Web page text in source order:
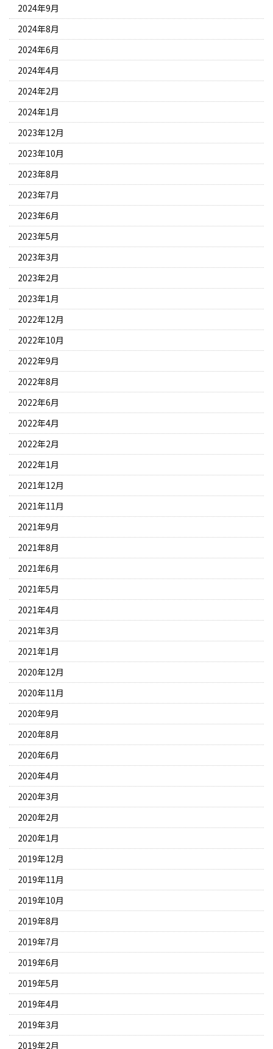
2024年9月
2024年8月
2024年6月
2024年4月
2024年2月
2024年1月
2023年12月
2023年10月
2023年8月
2023年7月
2023年6月
2023年5月
2023年3月
2023年2月
2023年1月
2022年12月
2022年10月
2022年9月
2022年8月
2022年6月
2022年4月
2022年2月
2022年1月
2021年12月
2021年11月
2021年9月
2021年8月
2021年6月
2021年5月
2021年4月
2021年3月
2021年1月
2020年12月
2020年11月
2020年9月
2020年8月
2020年6月
2020年4月
2020年3月
2020年2月
2020年1月
2019年12月
2019年11月
2019年10月
2019年8月
2019年7月
2019年6月
2019年5月
2019年4月
2019年3月
2019年2月